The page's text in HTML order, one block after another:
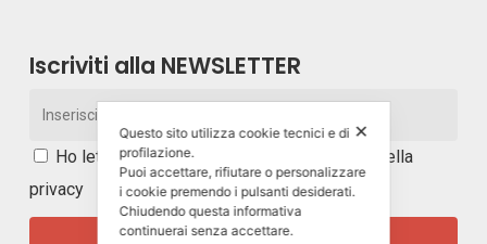
Iscriviti alla NEWSLETTER
Ho letto e accetto i
termini e le condizioni della
privacy
✕
Questo sito utilizza cookie tecnici e di
profilazione.
Puoi accettare, rifiutare o personalizzare
i cookie premendo i pulsanti desiderati.
Chiudendo questa informativa
continuerai senza accettare.